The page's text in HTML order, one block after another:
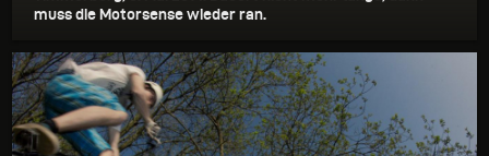
muss die Motorsense wieder ran.